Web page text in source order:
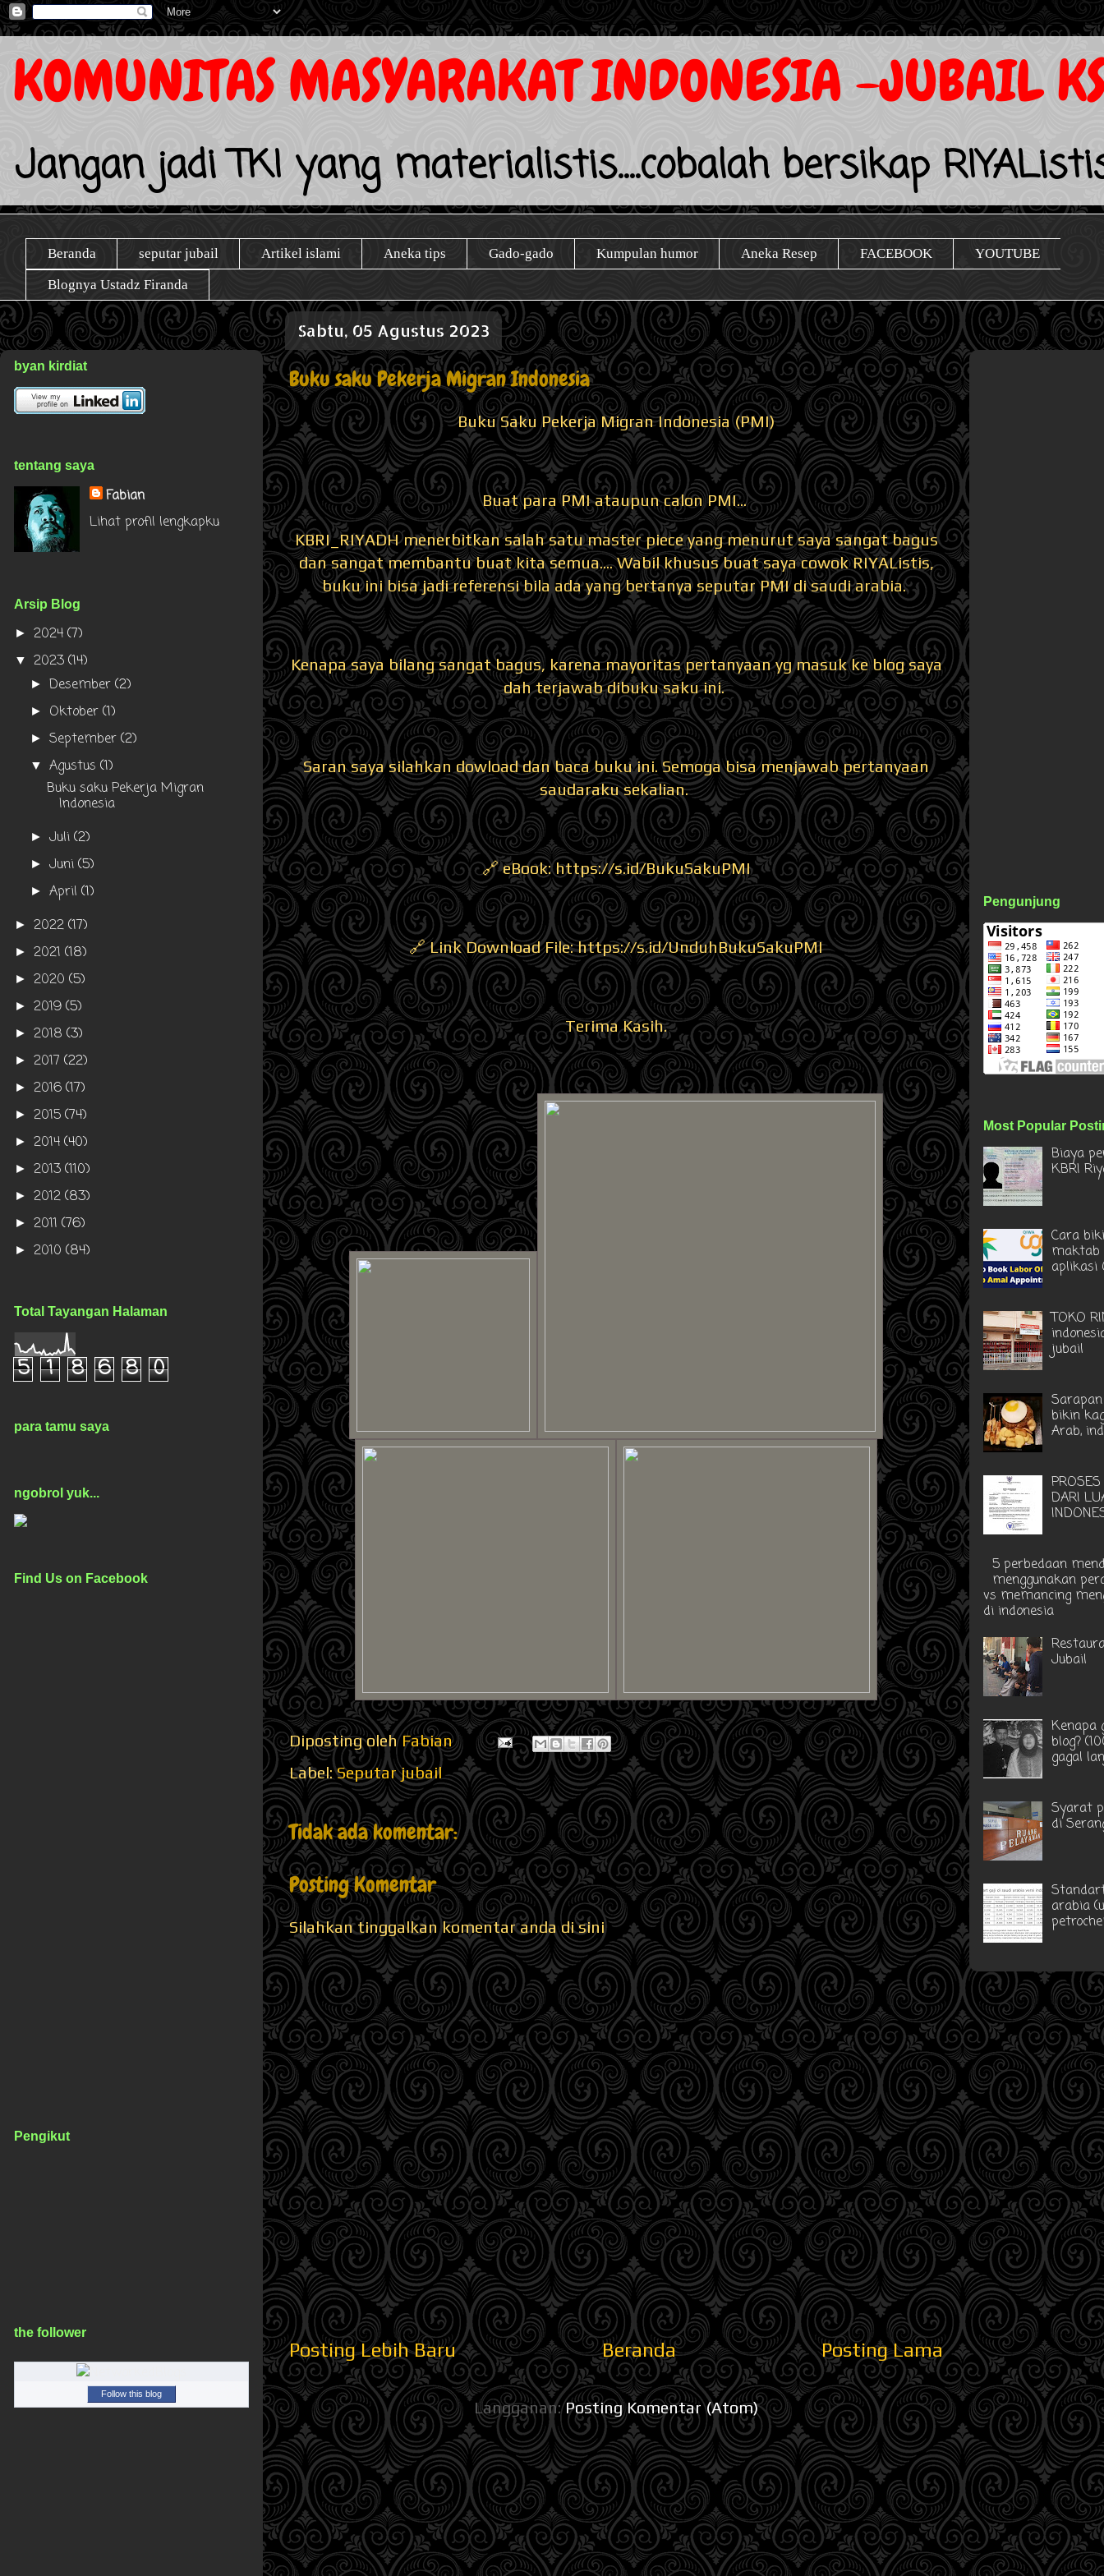
KOMUNITAS MASYARAKAT INDONESIA -JUBAIL
Jangan jadi TKI yang materialistis....cobalah bersikap
Beranda seputar jubail Artikel islami Aneka tips Gado-gado Kumpulan humor Aneka Resep FACEBOOK YOUTUBE
Blognya Ustadz Firanda
Sabtu, 05 Agustus 2023
Buku saku Pekerja Migran Indonesia
Buku Saku Pekerja Migran Indonesia (PMI)
Buat para PMI ataupun calon PMI...
KBRI_RIYADH menerbitkan salah satu master piece yang menurut saya sangat bagus
dan sangat membantu buat kita semua.... Wabil khusus buat saya cowok RIYAListis,
buku ini bisa jadi referensi bila ada yang bertanya seputar PMI di saudi arabia.
Kenapa saya bilang sangat bagus, karena mayoritas pertanyaan yg masuk ke blog saya
dah terjawab dibuku saku ini.
Saran saya silahkan dowload dan baca buku ini. Semoga bisa menjawab pertanyaan
saudaraku sekalian.
🔗 eBook: https://s.id/BukuSakuPMI
🔗 Link Download File: https://s.id/UnduhBukuSakuPMI
Terima Kasih.
Diposting olehFabian
Label:Seputar jubail
Tidak ada komentar:
Posting Komentar
Silahkan tinggalkan komentar anda di sini
Posting Lebih Baru Posting Lama
Beranda
Langganan:Posting Komentar (Atom)
byan kirdiat
tentang saya
Fabian
Lihat profil lengkapku
Arsip Blog
► 2024 (7)
▼ 2023 (14)
►Desember(2)
► Oktober(1)
►September(2)
▼Agustus(1)
Buku saku Pekerja Migran
Indonesia
►Juli(2)
►Juni(5)
►April(1)
► 2022 (17)
► 2021 (18)
► 2020 (5)
► 2019 (5)
► 2018 (3)
► 2017 (22)
► 2016 (17)
► 2015 (74)
► 2014 (40)
► 2013 (110)
► 2012 (83)
► 2011 (76)
► 2010 (84)
Total Tayangan Halaman
5 1 8 6 8 0
para tamu saya
ngobrol yuk...
Find Us on Facebook
Pengikut
the follower
Follow this blog
Pengunjung
Most Popular
Biaya
KBRI
Cara
aplikasi
TOKO
jubail
bikin
Arab,
DARI
5 perbedaan
menggunakan
vs memancing
di indonesia
Jubail
Kenapa
blog?
gagal
Syarat
di
arabia